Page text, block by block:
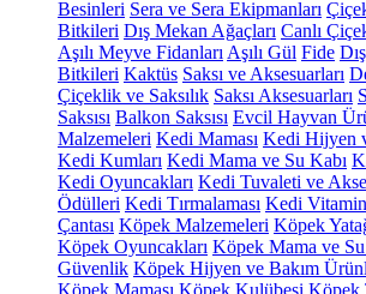
Besinleri Sera ve Sera Ekipmanları
Bitkileri Dış Mekan Ağaçları Canlı
Aşılı Meyve Fidanları Aşılı Gül Fide
Bitkileri Kaktüs Saksı ve Aksesuarları
Çiçeklik ve Saksılık Saksı Aksesuarları
Saksısı Balkon Saksısı Evcil Hayvan
Malzemeleri Kedi Maması Kedi Hijyen
Kedi Kumları Kedi Mama ve Su Kabı
Kedi Oyuncakları Kedi Tuvaleti ve
Ödülleri Kedi Tırmalaması Kedi
Çantası Köpek Malzemeleri Köpek
Köpek Oyuncakları Köpek Mama ve Su
Güvenlik Köpek Hijyen ve Bakım
Köpek Maması Köpek Kulübesi Köpek